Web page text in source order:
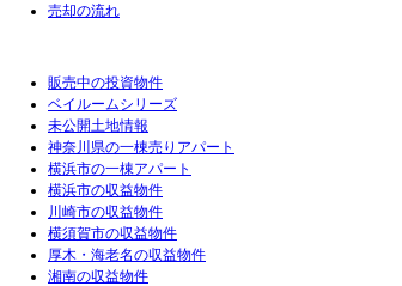
売却の流れ
販売中の投資物件
ベイルームシリーズ
未公開土地情報
神奈川県の一棟売りアパート
横浜市の一棟アパート
横浜市の収益物件
川崎市の収益物件
横須賀市の収益物件
厚木・海老名の収益物件
湘南の収益物件